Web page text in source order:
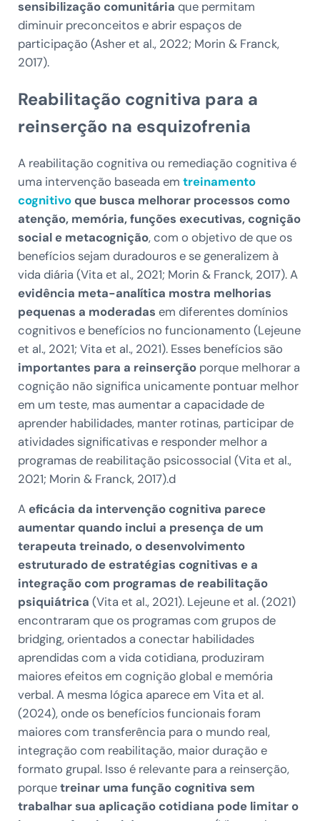
sensibilização comunitária que permitam
diminuir preconceitos e abrir espaços de
participação (Asher et al., 2022; Morin & Franck,
2017).
Reabilitação cognitiva para a
reinserção na esquizofrenia
A reabilitação cognitiva ou remediação cognitiva é
uma intervenção baseada em treinamento
cognitivoque busca melhorar processos como
atenção, memória, funções executivas, cognição
social e metacognição, com o objetivo de que os
benefícios sejam duradouros e se generalizem à
vida diária (Vita et al., 2021; Morin & Franck, 2017). A
evidência meta-analítica mostra melhorias
pequenas a moderadas em diferentes domínios
cognitivos e benefícios no funcionamento (Lejeune
et al., 2021; Vita et al., 2021). Esses benefícios são
importantes para a reinserçãoporque melhorar a
cognição não significa unicamente pontuar melhor
em um teste, mas aumentar a capacidade de
aprender habilidades, manter rotinas, participar de
atividades significativas e responder melhor a
programas de reabilitação psicossocial (Vita et al.,
2021; Morin & Franck, 2017).d
A eficácia da intervenção cognitiva parece
aumentar quando inclui a presença de um
terapeuta treinado, o desenvolvimento
estruturado de estratégias cognitivas e a
integração com programas de reabilitação
psiquiátrica (Vita et al., 2021). Lejeune et al. (2021)
encontraram que os programas com grupos de
bridging, orientados a conectar habilidades
aprendidas com a vida cotidiana, produziram
maiores efeitos em cognição global e memória
verbal. A mesma lógica aparece em Vita et al.
(2024), onde os benefícios funcionais foram
maiores com transferência para o mundo real,
integração com reabilitação, maior duração e
formato grupal. Isso é relevante para a reinserção,
porquetreinar uma função cognitiva sem
trabalhar sua aplicação cotidiana pode limitar o